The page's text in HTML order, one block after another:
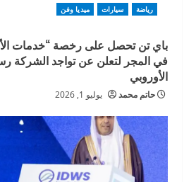
رياضة
سيارات ميديا وفن
باي تن تحصل على رخصة “خدمات
في المجر لتعلن عن تواجد الشركة
الأوروبي
حاتم محمد يوليو 1, 2026